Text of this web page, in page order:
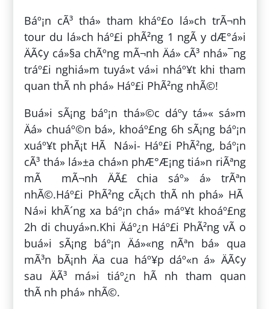
Báº¡n cÃ³ thá» tham kháº£o lá»ch trÃ¬nh
tour du lá»ch háº£i phÃ²ng 1 ngÃ y dÆ°á»i
ÄÃ¢y cá»§a chÃºng mÃ¬nh Äá» cÃ³ nhá»¯ng
tráº£i nghiá»m tuyá»t vá»i nháº¥t khi tham
quan thÃ nh phá» Háº£i PhÃ²ng nhÃ©!
Buá»i sÃ¡ng báº¡n thá»©c dáº­y tá»« sá»m
Äá» chuáº©n bá», khoáº£ng 6h sÃ¡ng báº¡n
xuáº¥t phÃ¡t HÃ Ná»i- Háº£i PhÃ²ng, báº¡n
cÃ³ thá» lá»±a chá»n phÆ°Æ¡ng tiá»n riÃªng
mÃ mÃ¬nh ÄÃ£ chia sáº» á» trÃªn
nhÃ©.Háº£i PhÃ²ng cÃ¡ch thÃ nh phá» HÃ
Ná»i khÃ´ng xa báº¡n chá» máº¥t khoáº£ng
2h di chuyá»n.Khi Äáº¿n Háº£i PhÃ²ng vÃ o
buá»i sÃ¡ng báº¡n Äá»«ng nÃªn bá» qua
mÃ³n bÃ¡nh Äa cua háº¥p dáº«n á» ÄÃ¢y
sau ÄÃ³ má»i tiáº¿n hÃ nh tham quan
thÃ nh phá» nhÃ©.